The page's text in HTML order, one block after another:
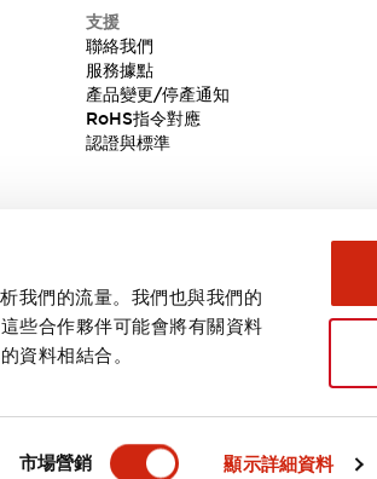
我們的流量。我們也與我們的
些合作夥伴可能會將有關資料
資料相結合。
市場營銷 顯示詳細資料
規格 文件和檔案
支援
聯絡我們
服務據點
產品變更/停產通知
RoHS指令對應
認證與標準